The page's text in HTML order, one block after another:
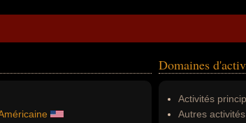
Domaines
Activités
Autres